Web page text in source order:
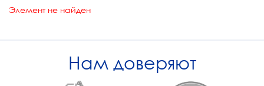
Элемент не найден
Нам доверяют